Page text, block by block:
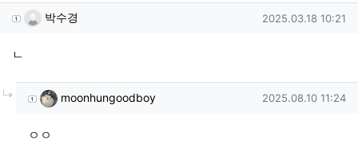
박수경님의 댓글
박수경 작성일
2025.03.18 10:21
ㄴ
moonhungoodboy님의댓글의
댓글
moonhungoodboy 작성일
2025.08.10 11:24
ㅇㅇ